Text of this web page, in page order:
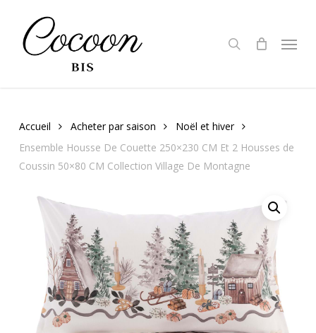
Menu
Accueil Acheter par saison
Noël et hiver
Ensemble Housse De Couette 250×230 CM Et 2 Housses de
Coussin 50×80 CM Collection Village De Montagne